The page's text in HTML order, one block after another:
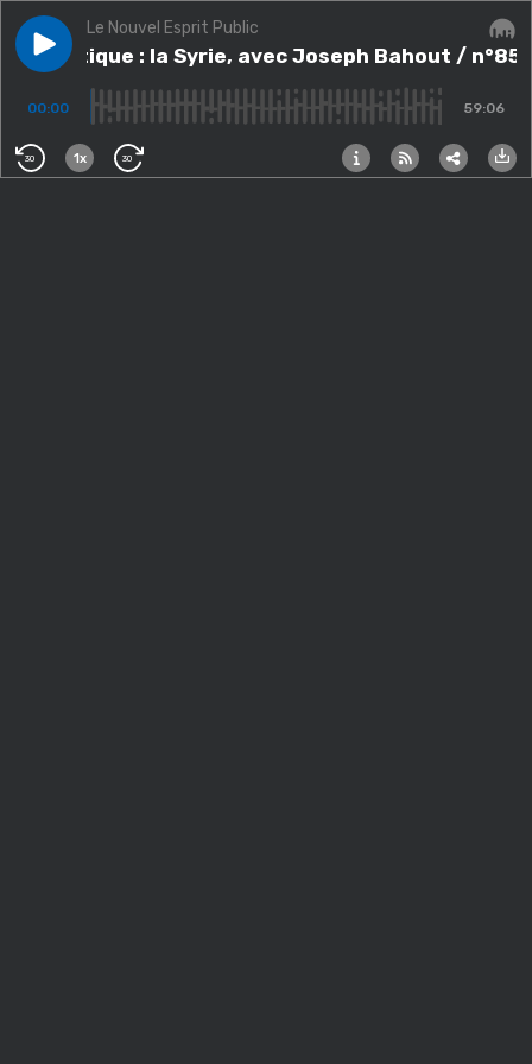
Play episode Thématique : la Syrie, avec Joseph Bahout / n°85
Le Nouvel Esprit Public
Thématique : la Syrie, avec Joseph Bahout / n°85
00:00 59:06
30 1x 30